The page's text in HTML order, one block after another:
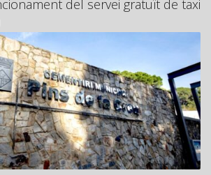
del servei gratuït de taxi